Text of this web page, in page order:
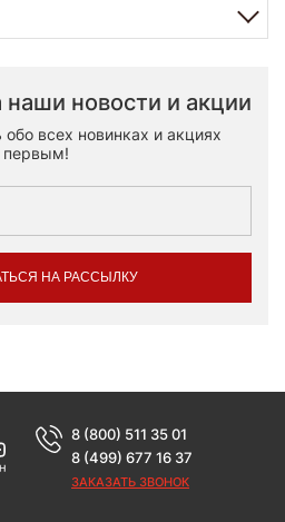
новости и акции
обо всех новинках и акциях
первым!
НА РАССЫЛКУ
8 (800) 511 35 01
8 (499) 677 16 37
ЗАКАЗАТЬ ЗВОНОК